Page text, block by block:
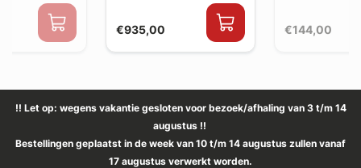
€935,00
€144,00
!! Let op: wegens vakantie gesloten voor bezoek/afhaling van 3 t/m 14
augustus !!
Bestellingen geplaatst in de week van 10 t/m 14 augustus zullen vanaf
17 augustus verwerkt worden.